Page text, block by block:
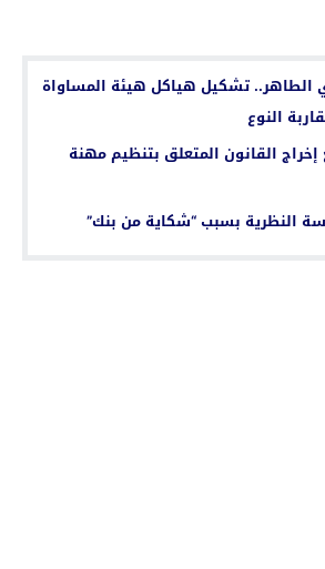
الطاهر.. تشكيل هياكل هيئة المساواة
النوع
القانون المتعلق بتنظيم مهنة
النظرية بسبب “شكاية من بنك”